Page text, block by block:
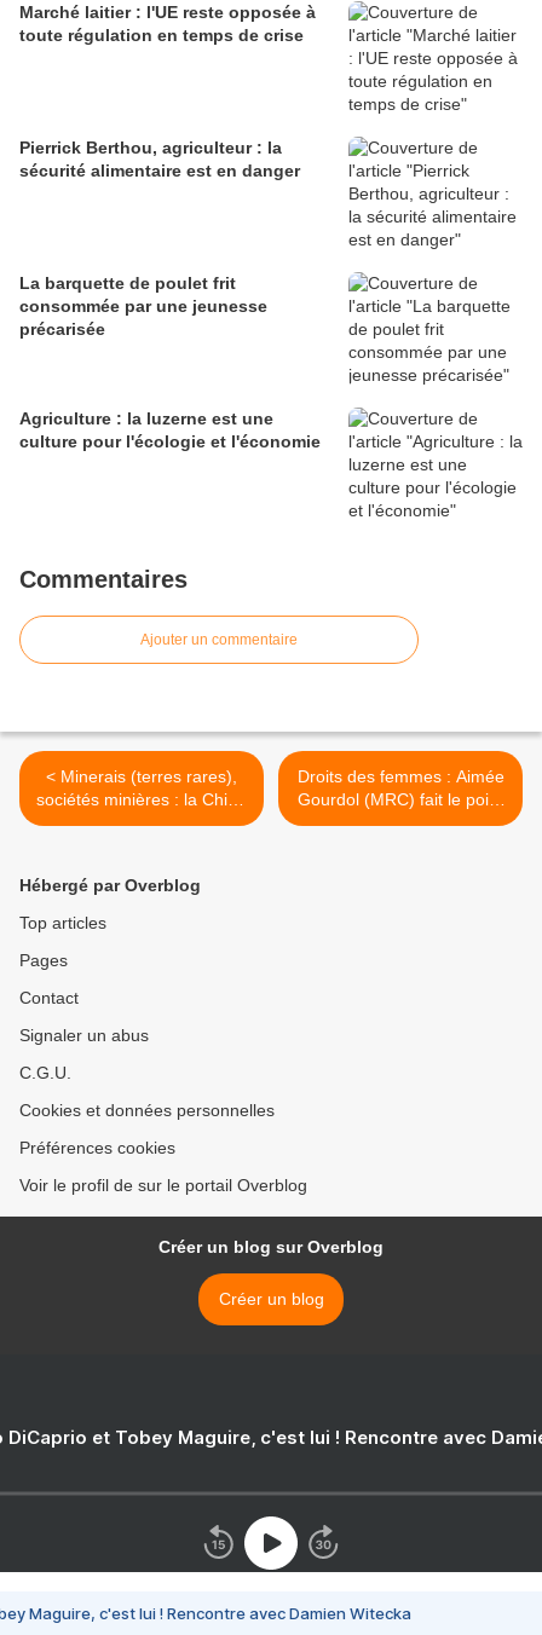
Marché laitier : l'UE reste opposée à
toute régulation en temps de crise
Pierrick Berthou, agriculteur : la
sécurité alimentaire est en danger
La barquette de poulet frit
consommée par une jeunesse
précarisée
Agriculture : la luzerne est une
culture pour l'écologie et l'économie
Commentaires
Ajouter un commentaire
< Minerais (terres rares),
sociétés minières : la Chine
à la manoeuvre
Droits des femmes : Aimée
Gourdol (MRC) fait le point
avant la manif >
Hébergé par Overblog
Top articles
Pages
Contact
Signaler un abus
C.G.U.
Cookies et données personnelles
Préférences cookies
Voir le profil de sur le portail Overblog
Créer un blog sur Overblog
Créer un blog
DiCaprio et Tobey Maguire, c'est lui ! Rencontre avec
Maguire, c'est lui ! Rencontre avec Damien Witecka